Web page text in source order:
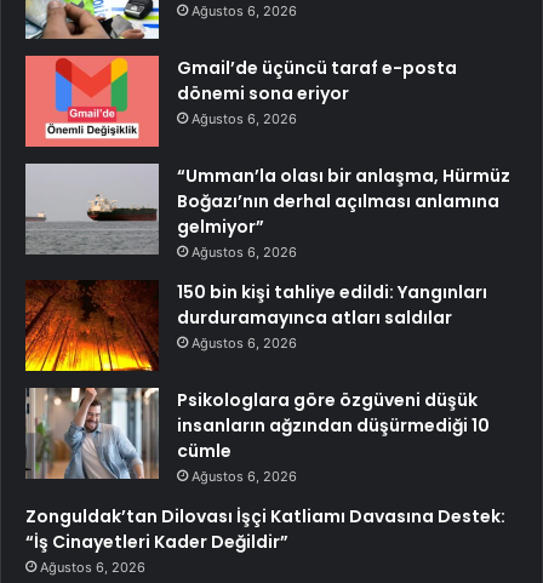
Ağustos 6, 2026
Gmail’de üçüncü taraf e-posta
dönemi sona eriyor
Ağustos 6, 2026
“Umman’la olası bir anlaşma, Hürmüz
Boğazı’nın derhal açılması anlamına
gelmiyor”
Ağustos 6, 2026
150 bin kişi tahliye edildi: Yangınları
durduramayınca atları saldılar
Ağustos 6, 2026
Psikologlara göre özgüveni düşük
insanların ağzından düşürmediği 10
cümle
Ağustos 6, 2026
Zonguldak’tan Dilovası İşçi Katliamı Davasına Destek:
“İş Cinayetleri Kader Değildir”
Ağustos 6, 2026